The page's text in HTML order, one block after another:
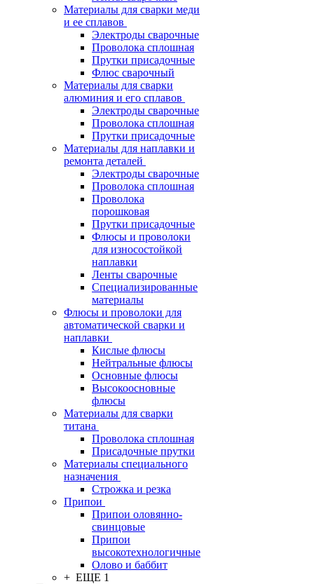
Материалы для сварки меди
и ее сплавов
Электроды сварочные
Проволока сплошная
Прутки присадочные
Флюс сварочный
Материалы для сварки
алюминия и его сплавов
Электроды сварочные
Проволока сплошная
Прутки присадочные
Материалы для наплавки и
ремонта деталей
Электроды сварочные
Проволока сплошная
Проволока
порошковая
Прутки присадочные
Флюсы и проволоки
для износостойкой
наплавки
Ленты сварочные
Специализированные
материалы
Флюсы и проволоки для
автоматической сварки и
наплавки
Кислые флюсы
Нейтральные флюсы
Основные флюсы
Высокоосновные
флюсы
Материалы для сварки
титана
Проволока сплошная
Присадочные прутки
Материалы специального
назначения
Строжка и резка
Припои
Припои оловянно-
свинцовые
Припои
высокотехнологичные
Олово и баббит
+ ЕЩЕ 1